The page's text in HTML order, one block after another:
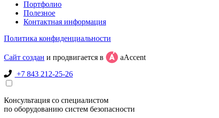
Портфолио
Полезное
Контактная информация
Политика конфиденциальности
Сайт создан и продвигается в
aAccent
+7 843 212-25-26
Консультация со специалистом
по оборудованию систем безопасности